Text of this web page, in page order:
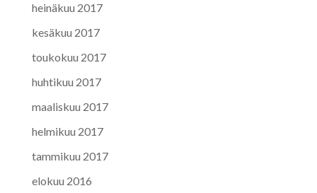
heinäkuu 2017
kesäkuu 2017
toukokuu 2017
huhtikuu 2017
maaliskuu 2017
helmikuu 2017
tammikuu 2017
elokuu 2016